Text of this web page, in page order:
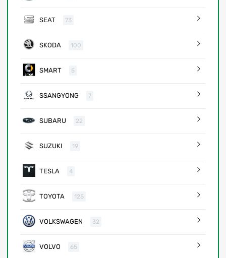
SEAT 73
SKODA 100
SMART 5
SSANGYONG 7
SUBARU 22
SUZUKI 19
TESLA 4
TOYOTA 125
VOLKSWAGEN 32
VOLVO 65